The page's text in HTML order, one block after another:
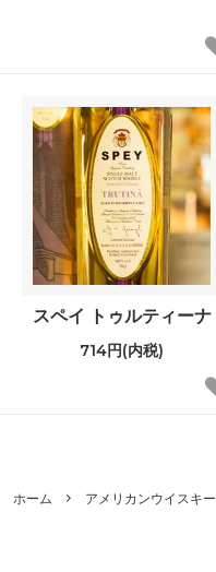
スペイ トゥルティーナ
714円(内税)
ホーム アメリカンウイスキー